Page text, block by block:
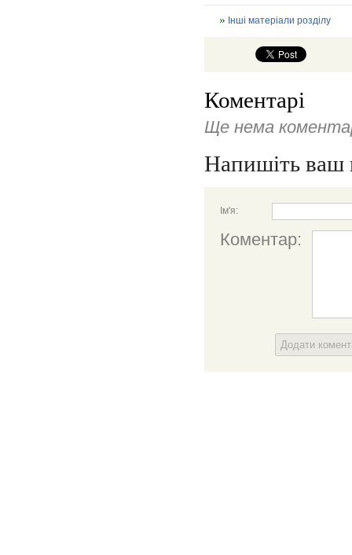
Інші матеріали розділу
Коментарі
Ще нема
Напишіть ваш
Ім'я:
Коментар:
Додати